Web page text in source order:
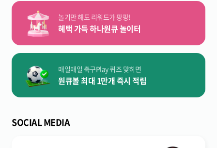
놀기만 해도 리워드가 팡팡!
혜택 가득 하나원큐 놀이터
매일매일 축구Play 퀴즈 맞히면
원큐볼 최대 1만개 즉시 적립
SOCIAL MEDIA